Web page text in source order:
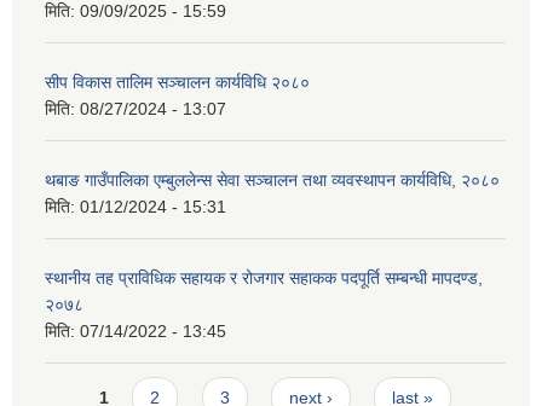
मिति: 09/09/2025 - 15:59
सीप विकास तालिम सञ्चालन कार्यविधि २०८०
मिति: 08/27/2024 - 13:07
थबाङ गाउँपालिका एम्बुललेन्स सेवा सञ्चालन तथा व्यवस्थापन कार्यविधि, २०८०
मिति: 01/12/2024 - 15:31
स्थानीय तह प्राविधिक सहायक र रोजगार सहाकक पदपूर्ति सम्बन्धी मापदण्ड,
२०७८
मिति: 07/14/2022 - 13:45
Pages
1 2 3 next › last »